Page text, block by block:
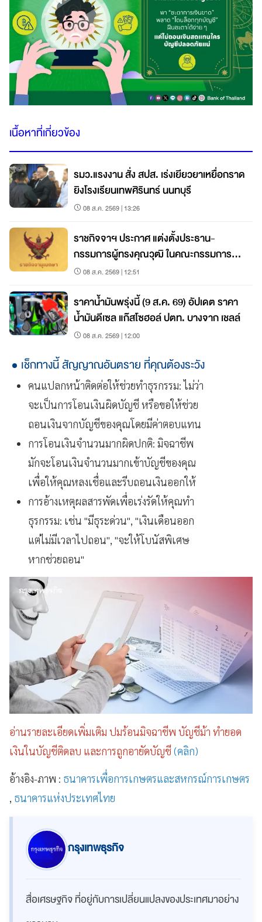
เนื้อหาที่เกี่ยวข้อง
รมว.แรงงาน สั่ง สปส. เร่งเยียวยาเหยื่อกราด
ยิงโรงเรียนเทพศิรินทร์ นนทบุรี
08 ส.ค. 2569 | 13:26
ราชกิจจาฯ ประกาศ แต่งตั้งประธาน-
กรรมการผู้ทรงคุณวุฒิ ในคณะกรรมการ
สดร.08 ส.ค. 2569 | 12:51
ราคาน้ำมันพรุ่งนี้ (9 ส.ค. 69) อัปเดต ราคา
น้ำมันดีเซล แก๊สโซฮอล์ ปตท. บางจาก เชลล์
08 ส.ค. 2569 | 12:00
เช็กทางนี้ สัญญาณอันตราย ที่คุณต้องระวัง
คนแปลกหน้าติดต่อให้ช่วยทำธุรกรรม: ไม่ว่า
จะเป็นการโอนเงินผิดบัญชี หรือขอให้ช่วย
ถอนเงินจากบัญชีของคุณโดยมีค่าตอบแทน
การโอนเงินจำนวนมากผิดปกติ: มิจฉาชีพ
มักจะโอนเงินจำนวนมากเข้าบัญชีของคุณ
เพื่อให้คุณหลงเชื่อและรีบถอนเงินออกให้
การอ้างเหตุผลสารพัดเพื่อเร่งรัดให้คุณทำ
ธุรกรรม: เช่น "มีธุระด่วน", "เงินเดือนออก
แต่ไม่มีเวลาไปถอน", "จะให้โบนัสพิเศษ
หากช่วยถอน"
อ่านรายละเอียดเพิ่มเติม ปมร้อนมิจฉาชีพ บัญชีม้า ทำยอด
เงินในบัญชีติดลบ และการถูกอายัดบัญชี(คลิก)
อ้างอิง-ภาพ : ธนาคารเพื่อการเกษตรและสหกรณ์การเกษตร
, ธนาคารแห่งประเทศไทย
กรุงเทพธุรกิจ
สื่อเศรษฐกิจ ที่อยู่กับการเปลี่ยนแปลงของประเทศมาอย่าง